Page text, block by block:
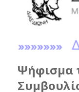
Ψήφισμα